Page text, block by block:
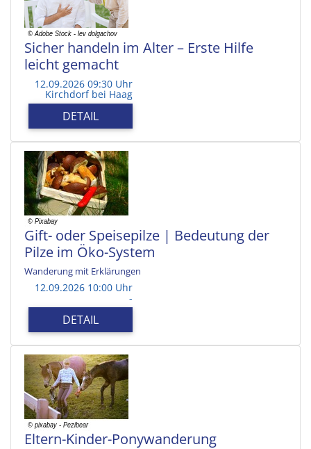
Sicher handeln im Alter – Erste Hilfe
leicht gemacht
12.09.2026 09:30 Uhr
Kirchdorf bei Haag
DETAIL
Gift- oder Speisepilze | Bedeutung der
Pilze im Öko-System
Wanderung mit Erklärungen
12.09.2026 10:00 Uhr
-
DETAIL
Eltern-Kinder-Ponywanderung